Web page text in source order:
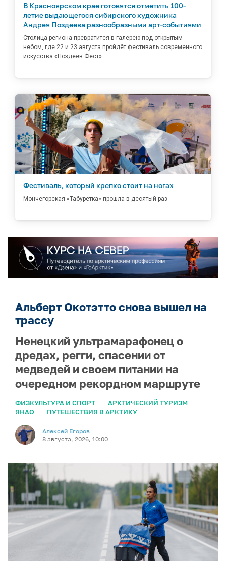
В Красноярском крае готовятся отметить 100-
летие выдающегося сибирского художника
Андрея Поздеева разнообразными арт-событиями
Столица региона превратится в галерею под открытым
небом, где 22 и 23 августа пройдёт фестиваль современного
искусства «Поздеев Фест»
Фестиваль, который крепко стоит на ногах
Мончегорская «Табуретка» прошла в десятый раз
Альберт Окотэтто снова вышел на
трассу
Ненецкий ультрамарафонец о
дредах, регги, спасении от
медведей и своем питании на
очередном рекордном маршруте
ФИЗКУЛЬТУРА И СПОРТ
АРКТИЧЕСКИЙ ТУРИЗМ
ЯНАО
ПУТЕШЕСТВИЯ В АРКТИКУ
Алексей Егоров
8 августа, 2026, 10:00